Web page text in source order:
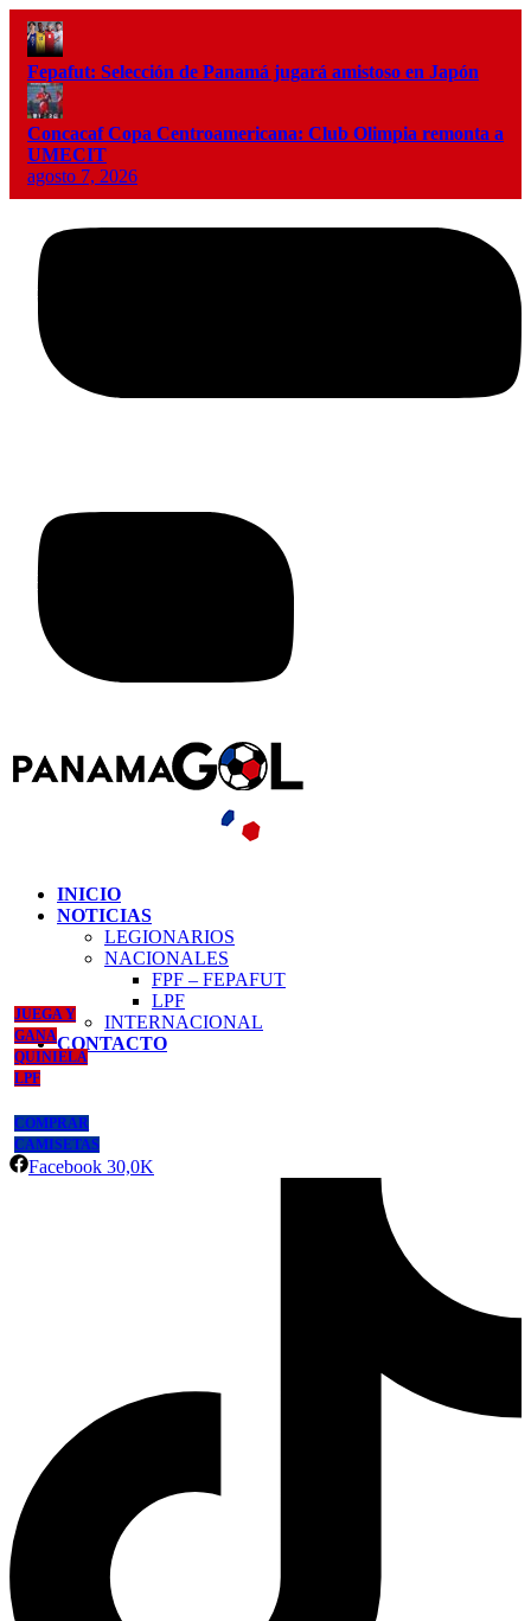
Fepafut: Selección de Panamá jugará amistoso en Japón
Concacaf Copa Centroamericana: Club Olimpia remonta a
UMECIT
agosto 7, 2026
INICIO
NOTICIAS
LEGIONARIOS
NACIONALES
FPF – FEPAFUT
LPF
INTERNACIONAL
CONTACTO
JUEGA Y
GANA
QUINIELA
LPF
COMPRAR
CAMISETAS
Facebook 30,0K